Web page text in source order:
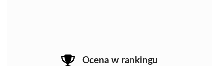
Ocena w rankingu